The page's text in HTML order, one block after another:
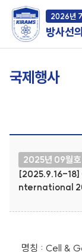
2026년
방사선
국제행사
2025년 09월호
[2025.9.16-
nternational
명칭 : Cell &